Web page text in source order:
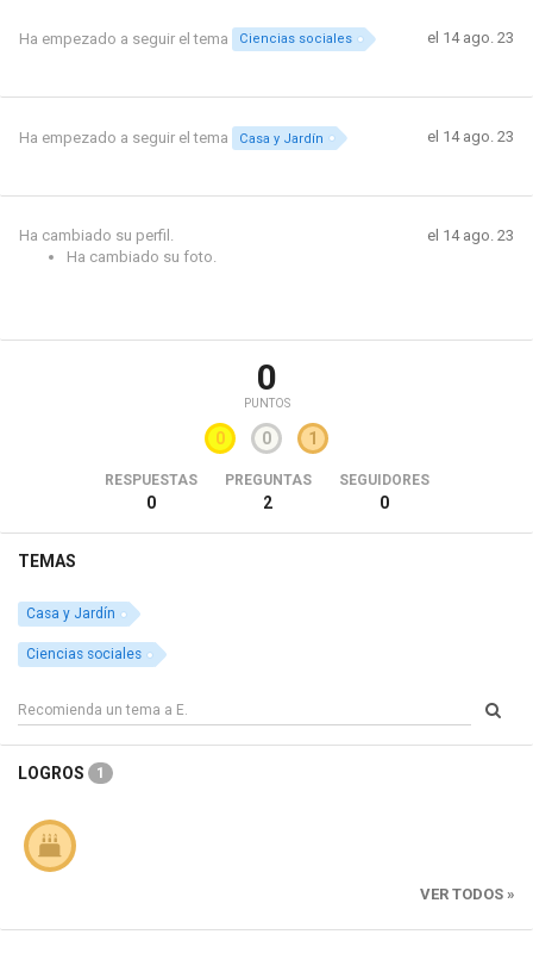
Ha empezado a seguir el tema Ciencias sociales el 14 ago. 23
Ha empezado a seguir el tema Casa y Jardín el 14 ago. 23
Ha cambiado su perfil.
Ha cambiado su foto.
el 14 ago. 23
0
PUNTOS
0 0 1
RESPUESTAS
0
PREGUNTAS
2
SEGUIDORES
0
TEMAS
Casa y Jardín
Ciencias sociales
LOGROS 1
VER TODOS »